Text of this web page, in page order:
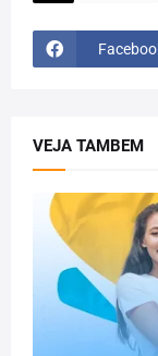
VEJA TAMBEM